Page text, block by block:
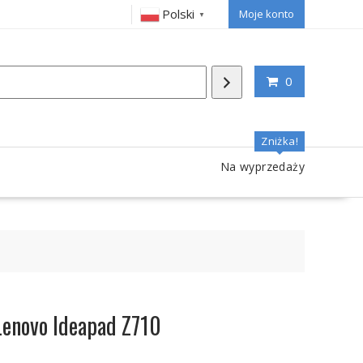
Polski ▼ Moje konto
0
Zniżka!
Na wyprzedaży
Ideapad Z710